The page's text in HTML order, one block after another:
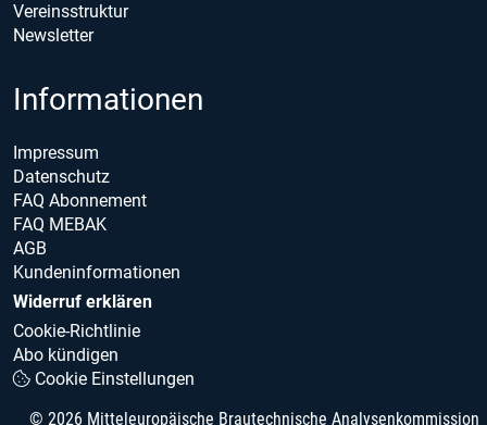
Vereinsstruktur
Newsletter
Informationen
Impressum
Datenschutz
FAQ Abonnement
FAQ MEBAK
AGB
Kundeninformationen
Widerruf erklären
Cookie-Richtlinie
Abo kündigen
Cookie Einstellungen
© 2026 Mitteleuropäische Brautechnische Analysenkommission